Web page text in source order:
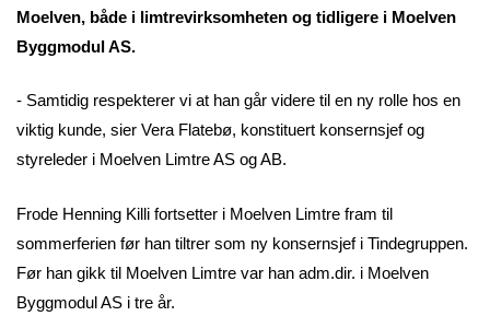
Moelven, både i limtrevirksomheten og tidligere i Moelven
Byggmodul AS.
- Samtidig respekterer vi at han går videre til en ny rolle hos en
viktig kunde, sier Vera Flatebø, konstituert konsernsjef og
styreleder i Moelven Limtre AS og AB.
Frode Henning Killi fortsetter i Moelven Limtre fram til
sommerferien før han tiltrer som ny konsernsjef i Tindegruppen.
Før han gikk til Moelven Limtre var han adm.dir. i Moelven
Byggmodul AS i tre år.